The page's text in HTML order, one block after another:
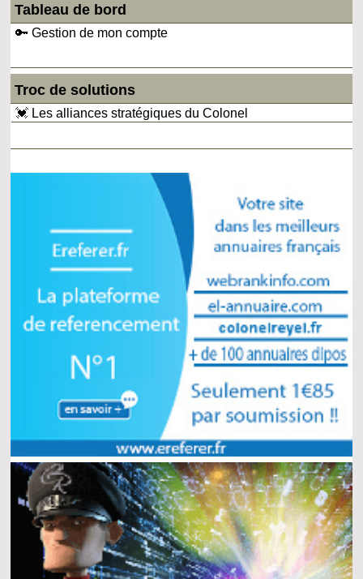
Tableau de bord
🔑 Gestion de mon compte
Troc de solutions
💓 Les alliances stratégiques du Colonel